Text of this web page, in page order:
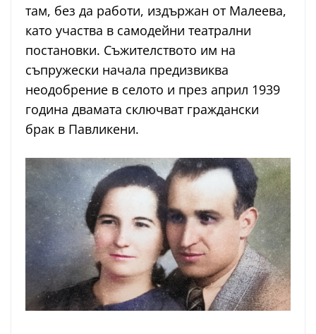
там, без да работи, издържан от Малеева,
като участва в самодейни театрални
постановки. Съжителството им на
съпружески начала предизвиква
неодобрение в селото и през април 1939
година двамата сключват граждански
брак в Павликени.